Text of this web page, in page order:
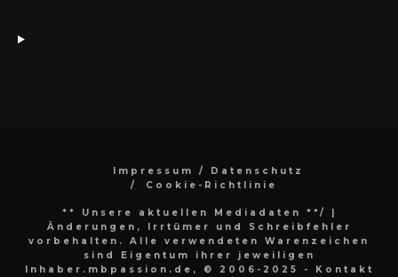
Impressum / Datenschutz
Cookie-Richtlinie
** Unsere aktuellen Mediadaten **/
|
Änderungen, Irrtümer und Schreibfehler
vorbehalten. Alle verwendeten Warenzeichen
sind Eigentum ihrer jeweiligen
Inhaber.mbpassion.de, © 2006-2025 - Kontakt